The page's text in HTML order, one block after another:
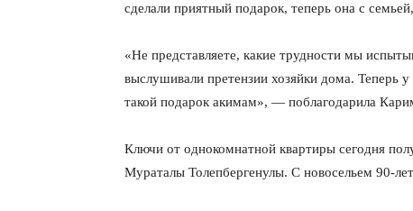
сделали приятный подарок, теперь она с
«Не представляете, какие трудности мы
выслушивали претензии хозяйки дома. Теперь
такой подарок акимам», — поблагодарила
Ключи от однокомнатной квартиры сегодня
Мураталы Толепбергенулы. С новосельем 90-